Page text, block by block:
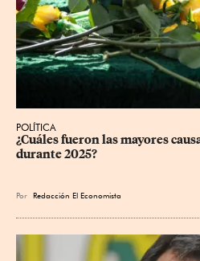
POLÍTICA
¿Cuáles fueron las mayores
durante 2025?
Por Redacción El Economista